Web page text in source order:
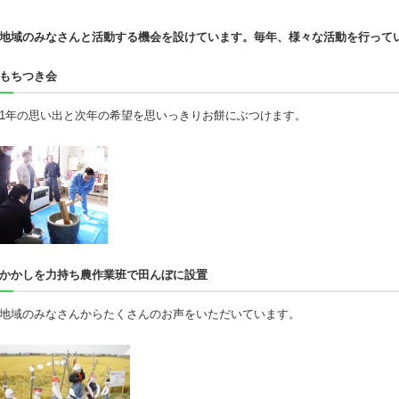
地域のみなさんと活動する機会を設けています。毎年、様々な活動を行って
もちつき会
1年の思い出と次年の希望を思いっきりお餅にぶつけます。
かかしを力持ち農作業班で田んぼに設置
地域のみなさんからたくさんのお声をいただいています。